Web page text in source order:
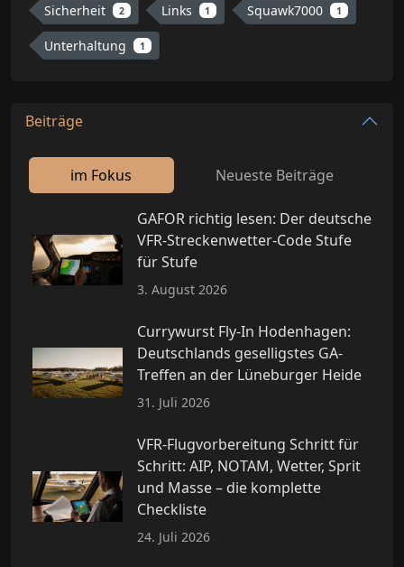
Sicherheit 2 Links 1 Squawk7000 1
Unterhaltung 1
Beiträge
im Fokus Neueste Beiträge
GAFOR richtig lesen: Der deutsche
VFR-Streckenwetter-Code Stufe
für Stufe
3. August 2026
Currywurst Fly-In Hodenhagen:
Deutschlands geselligstes GA-
Treffen an der Lüneburger Heide
31. Juli 2026
VFR-Flugvorbereitung Schritt für
Schritt: AIP, NOTAM, Wetter, Sprit
und Masse – die komplette
Checkliste
24. Juli 2026